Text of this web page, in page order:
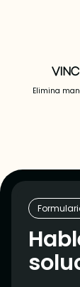
Elimina